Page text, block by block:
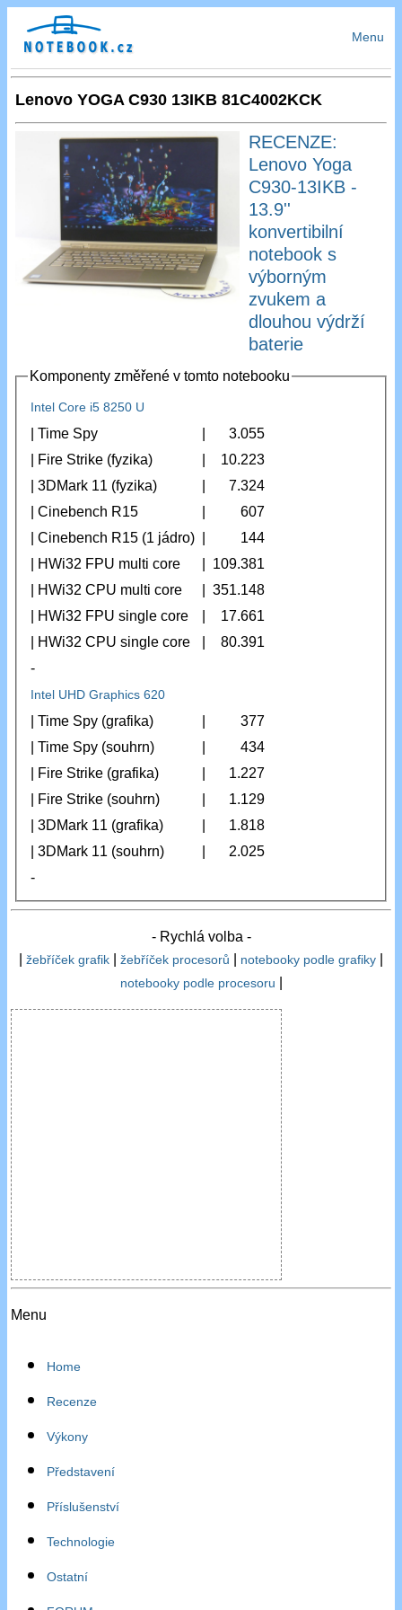
Menu
Lenovo YOGA C930 13IKB 81C4002KCK
RECENZE:
Lenovo Yoga
C930-13IKB -
13.9''
konvertibilní
notebook s
výborným
zvukem a
dlouhou výdrží
baterie
Komponenty změřené v tomto notebooku
Intel Core i5 8250 U
| Time Spy
3.055
| Fire Strike (fyzika)
10.223
| 3DMark 11 (fyzika)
7.324
| Cinebench R15
607
| Cinebench R15 (1 jádro)
144
| HWi32 FPU multi core
109.381
| HWi32 CPU multi core
351.148
| HWi32 FPU single core
17.661
| HWi32 CPU single core
80.391
-
Intel UHD Graphics 620
| Time Spy (grafika)
377
| Time Spy (souhrn)
434
| Fire Strike (grafika)
1.227
| Fire Strike (souhrn)
1.129
| 3DMark 11 (grafika)
1.818
| 3DMark 11 (souhrn)
2.025
-
- Rychlá volba -
žebříček grafik žebříček procesorů notebooky podle grafiky
notebooky podle procesoru
Menu
Home
Recenze
Výkony
Představení
Příslušenství
Technologie
Ostatní